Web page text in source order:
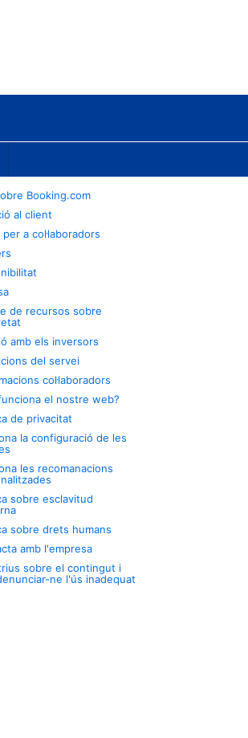
Booking.com
al client
a col·laboradors
de recursos sobre
amb els inversors
del servei
col·laboradors
el nostre web?
de privacitat
la configuració de les
les recomanacions
sobre esclavitud
sobre drets humans
amb l'empresa
sobre el contingut i
ne l'ús inadequat